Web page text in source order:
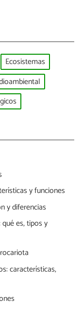
Ecosistemas
y funciones
y diferencias
es, tipos y
características,